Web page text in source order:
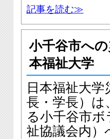
記事を読む≫
小千谷市へ
本福祉大学
日本福祉大
長・学長）は
る小千谷市
祉協議会内